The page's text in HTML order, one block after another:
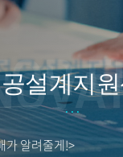
설계지
가 알려줄게!>